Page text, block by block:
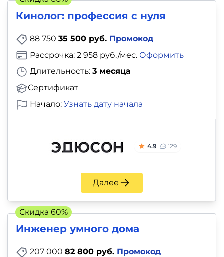
Кинолог: профессия с нуля
88 750 35 500 руб. Промокод
Длительность: 3 месяца
Сертификат
Рассрочка: 2 958 руб./мес. Оформить
Начало: Узнать дату начала
4.9 129
Далее
Инженер умного дома
207 000 82 800 руб. Промокод
Скидка 60%